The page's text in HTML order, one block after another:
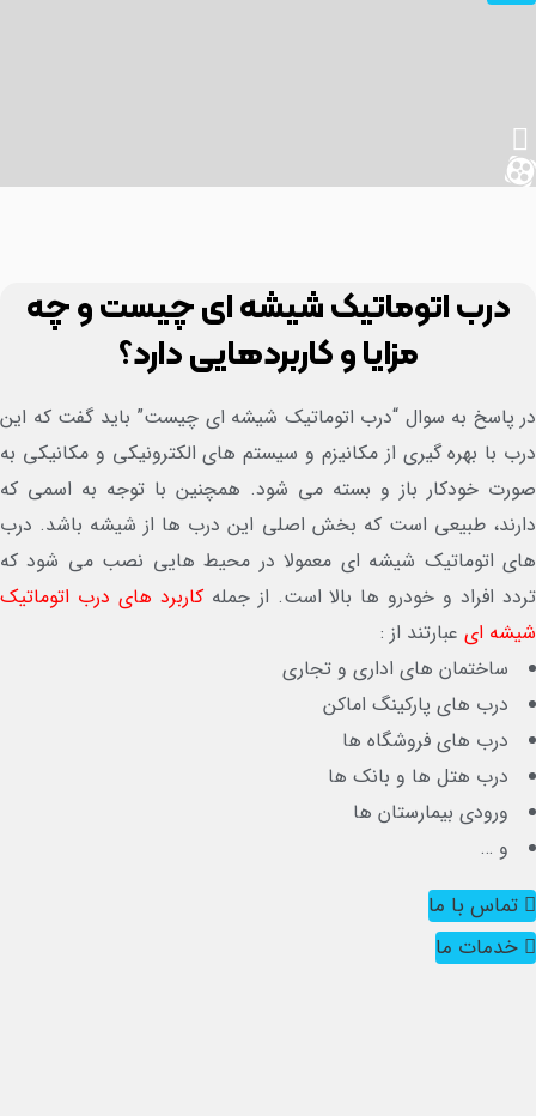
درب اتوماتیک شیشه ای چیست و چه
مزایا و کاربردهایی دارد؟
پاسخ به سوال “درب اتوماتیک شیشه ای چیست” باید گفت که این
با بهره گیری از مکانیزم و سیستم های الکترونیکی و مکانیکی به
خودکار باز و بسته می شود. همچنین با توجه به اسمی که
طبیعی است که بخش اصلی این درب ها از شیشه باشد. درب
اتوماتیک شیشه ای معمولا در محیط هایی نصب می شود که
افراد و خودرو ها بالا است. از جملهکاربرد های درب اتوماتیک
ایعبارتند از :
ساختمان های اداری و تجاری
درب های پارکینگ اماکن
درب های فروشگاه ها
درب هتل ها و بانک ها
ورودی بیمارستان ها
و …
تماس با ما
خدمات ما